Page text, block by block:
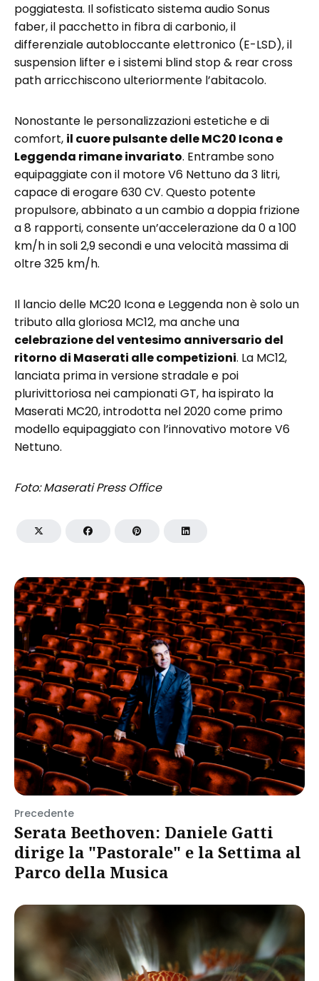
poggiatesta. Il sofisticato sistema audio Sonus
faber, il pacchetto in fibra di carbonio, il
differenziale autobloccante elettronico (E-LSD), il
suspension lifter e i sistemi blind stop & rear cross
path arricchiscono ulteriormente l’abitacolo.
Nonostante le personalizzazioni estetiche e di
comfort, il cuore pulsante delle MC20 Icona e
Leggenda rimane invariato. Entrambe sono
equipaggiate con il motore V6 Nettuno da 3 litri,
capace di erogare 630 CV. Questo potente
propulsore, abbinato a un cambio a doppia frizione
a 8 rapporti, consente un’accelerazione da 0 a 100
km/h in soli 2,9 secondi e una velocità massima di
oltre 325 km/h.
Il lancio delle MC20 Icona e Leggenda non è solo un
tributo alla gloriosa MC12, ma anche una
celebrazione del ventesimo anniversario del
ritorno di Maserati alle competizioni. La MC12,
lanciata prima in versione stradale e poi
plurivittoriosa nei campionati GT, ha ispirato la
Maserati MC20, introdotta nel 2020 come primo
modello equipaggiato con l’innovativo motore V6
Nettuno.
Foto: Maserati Press Office
Precedente
Serata Beethoven: Daniele Gatti
dirige la "Pastorale" e la Settima al
Parco della Musica